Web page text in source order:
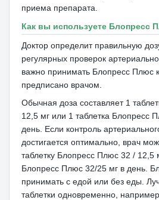
приема препарата.
Как вы используете Блопресс
Доктор определит правильную
регулярных проверок
важно принимать Блопресс Плюс
предписано врачом.
Обычная доза составляет 1
12,5 мг или 1 таблетка Блопресс
день. Если контроль
достигается оптимально, врач
таблетку Блопресс Плюс 32 / 12,5
Блопресс Плюс 32/25 мг в день.
принимать с едой или без еды.
таблетки одновременно,